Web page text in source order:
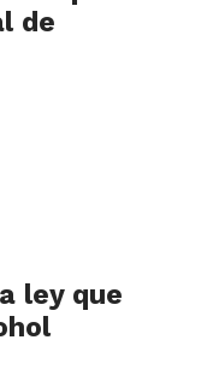
de
ley que